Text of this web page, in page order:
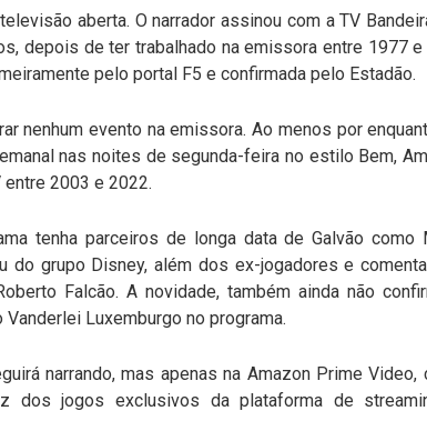
aberta. O narrador assinou com a TV
depois de ter trabalhado na emissora entre 1977 e
pelo portal F5 e confirmada pelo Estadão.
nenhum evento na emissora. Ao menos por
nas noites de segunda-feira no estilo Bem,
2003 e 2022.
tenha parceiros de longa data de Galvão como
do grupo Disney, além dos ex-jogadores e
Falcão. A novidade, também ainda não
Luxemburgo no programa.
narrando, mas apenas na Amazon Prime Video,
dos jogos exclusivos da plataforma de